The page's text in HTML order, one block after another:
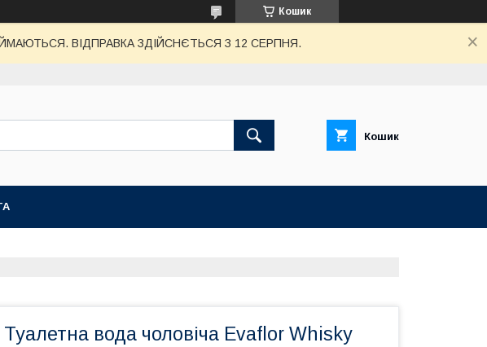
Кошик
ВІДПРАВКА ЗДІЙСНЄТЬСЯ З 12 СЕРПНЯ.
Кошик
Туалетна вода чоловіча Evaflor Whisky